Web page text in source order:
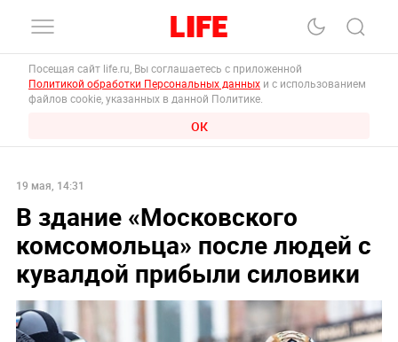
Посещая сайт life.ru, Вы соглашаетесь с приложенной
Политикой обработки Персональных данных и с использованием
файлов cookie, указанных в данной Политике.
ОК
19 мая, 14:31
В здание «Московского
комсомольца» после людей с
кувалдой прибыли силовики